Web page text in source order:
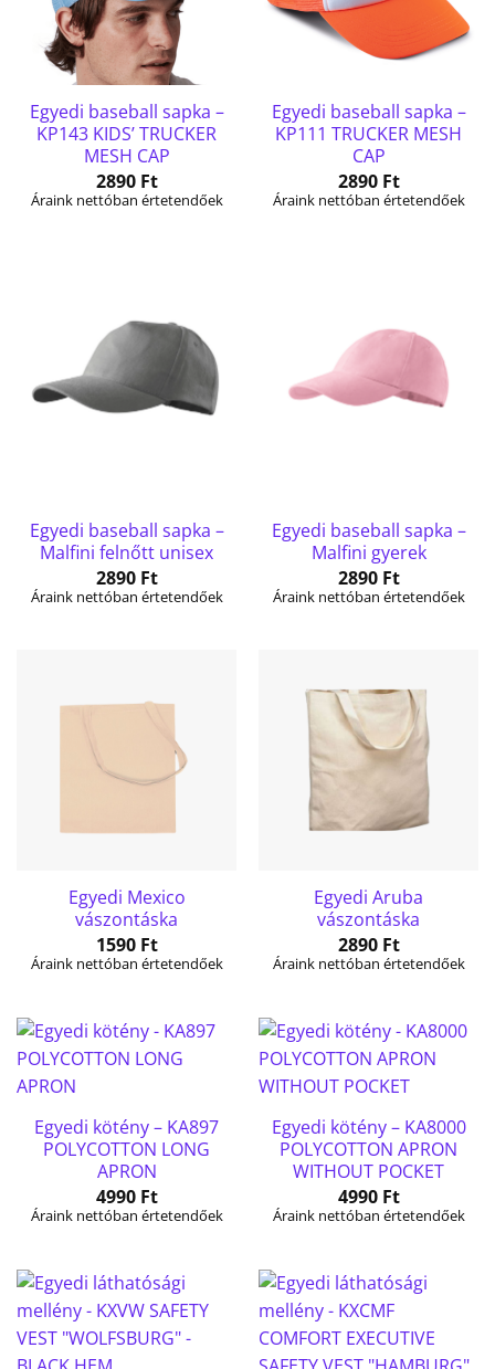
Egyedi baseball sapka –
KP143 KIDS’ TRUCKER
MESH CAP
2890 Ft
Áraink nettóban értetendőek
Egyedi baseball sapka –
KP111 TRUCKER MESH
CAP
2890 Ft
Áraink nettóban értetendőek
Egyedi baseball sapka –
Malfini felnőtt unisex
2890 Ft
Áraink nettóban értetendőek
Egyedi baseball sapka –
Malfini gyerek
2890 Ft
Áraink nettóban értetendőek
Egyedi Mexico
vászontáska
1590 Ft
Áraink nettóban értetendőek
Egyedi Aruba
vászontáska
2890 Ft
Áraink nettóban értetendőek
Egyedi kötény – KA897
POLYCOTTON LONG
APRON
4990 Ft
Áraink nettóban értetendőek
Egyedi kötény – KA8000
POLYCOTTON APRON
WITHOUT POCKET
4990 Ft
Áraink nettóban értetendőek